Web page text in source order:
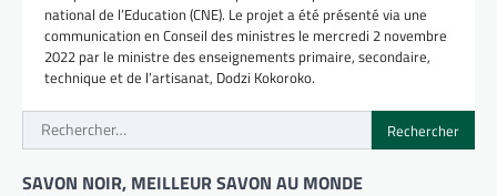
national de l’Education (CNE). Le projet a été présenté via une
communication en Conseil des ministres le mercredi 2 novembre
2022 par le ministre des enseignements primaire, secondaire,
technique et de l’artisanat, Dodzi Kokoroko.
Rechercher :
SAVON NOIR, MEILLEUR SAVON AU MONDE